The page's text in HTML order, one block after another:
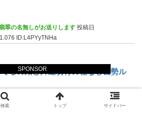
SPONSOR
翠の名無しがお送りします 投稿日
ID:L4PYyTNHa
るの殆ど片道切符の種なし去勢ル
検索 トップ サイドバー